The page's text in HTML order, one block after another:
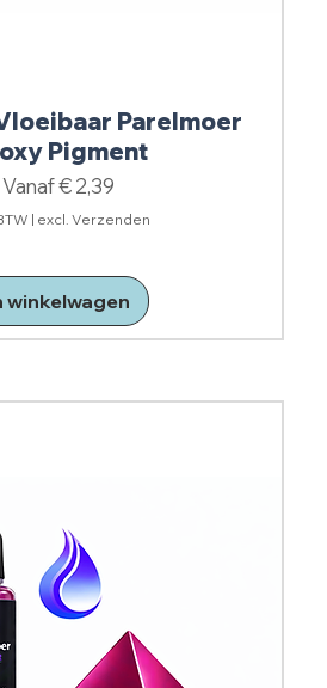
Parelmoer
Pigment
Vanaf€ 2,39
Verkoopprijs
| excl. Verzenden
winkelwagen